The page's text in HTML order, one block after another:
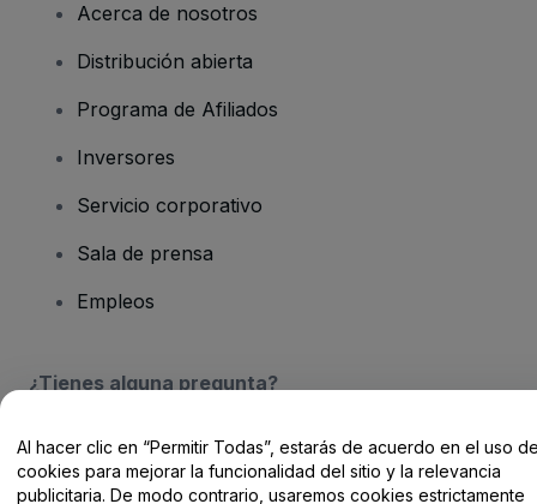
Acerca de nosotros
Distribución abierta
Programa de Afiliados
Inversores
Servicio corporativo
Sala de prensa
Empleos
¿Tienes alguna pregunta?
Centro de Ayuda / Contacto
Al hacer clic en “Permitir Todas”, estarás de acuerdo en el uso
cookies para mejorar la funcionalidad del sitio y la relevancia
publicitaria. De modo contrario, usaremos cookies estrictamente